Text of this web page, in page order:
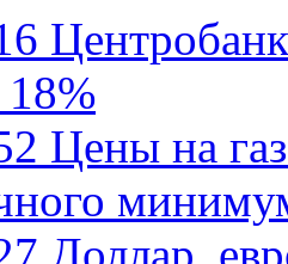
18%
Цены на
Доллар,